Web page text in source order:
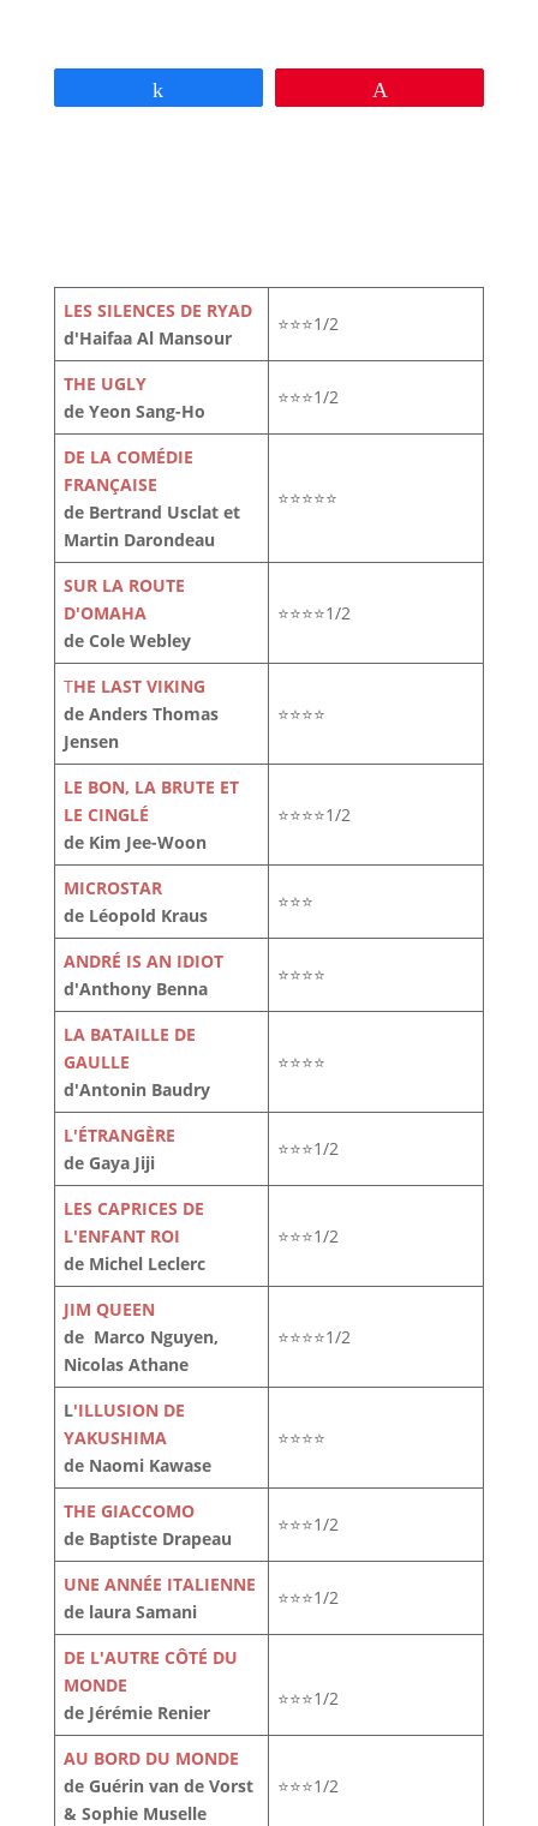
LES SILENCES DE RYAD
d'Haifaa Al Mansour
⭐⭐⭐1/2
THE UGLY
de Yeon Sang-Ho
⭐⭐⭐1/2
DE LA COMÉDIE
FRANÇAISE
de Bertrand Usclat et
Martin Darondeau
⭐⭐⭐⭐⭐
SUR LA ROUTE
D'OMAHA
de Cole Webley
⭐⭐⭐⭐1/2
THE LAST VIKING
de Anders Thomas
Jensen
⭐⭐⭐⭐
LE BON, LA BRUTE ET
LE CINGLÉ
de Kim Jee-Woon
⭐⭐⭐⭐1/2
MICROSTAR
de Léopold Kraus
⭐⭐⭐
ANDRÉ IS AN IDIOT
d'Anthony Benna
⭐⭐⭐⭐
LA BATAILLE DE
GAULLE
d'Antonin Baudry
⭐⭐⭐⭐
L'ÉTRANGÈRE
de Gaya Jiji
⭐⭐⭐1/2
LES CAPRICES DE
L'ENFANT ROI
de Michel Leclerc
⭐⭐⭐1/2
JIM QUEEN
de Marco Nguyen,
Nicolas Athane
⭐⭐⭐⭐1/2
L'ILLUSION DE
YAKUSHIMA
de Naomi Kawase
⭐⭐⭐⭐
THE GIACCOMO
de Baptiste Drapeau
⭐⭐⭐1/2
UNE ANNÉE ITALIENNE
de laura Samani
⭐⭐⭐1/2
DE L'AUTRE CÔTÉ DU
MONDE
de Jérémie Renier
⭐⭐⭐1/2
AU BORD DU MONDE
de Guérin van de Vorst
& Sophie Muselle
⭐⭐⭐1/2